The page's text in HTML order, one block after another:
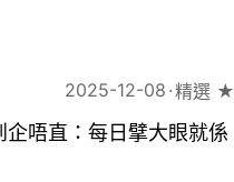
2025-12-08 精選 ★
唔直：每日擘大眼就係